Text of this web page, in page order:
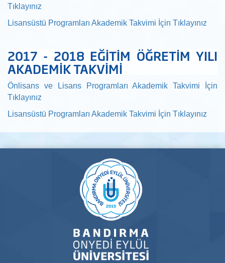
Tıklayınız
Lisansüstü Programları Akademik Takvimi İçin Tıklayınız
2017 - 2018 EĞİTİM ÖĞRETİM YILI
AKADEMİK TAKVİMİ
Önlisans ve Lisans Programları Akademik Takvimi İçin
Tıklayınız
Lisansüstü Programları Akademik Takvimi İçin Tıklayınız